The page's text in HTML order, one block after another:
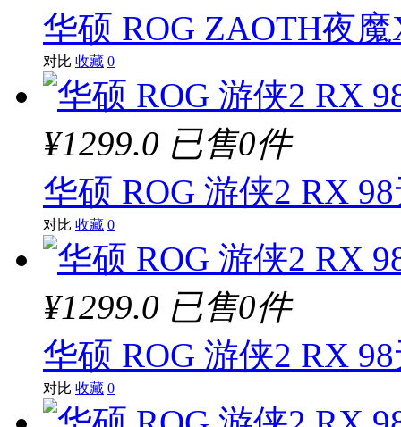
华硕 ROG ZAOTH夜
对比 收藏 0
¥1299.0 已售0件
华硕 ROG 游侠2 RX
对比 收藏 0
¥1299.0 已售0件
华硕 ROG 游侠2 RX
对比 收藏 0